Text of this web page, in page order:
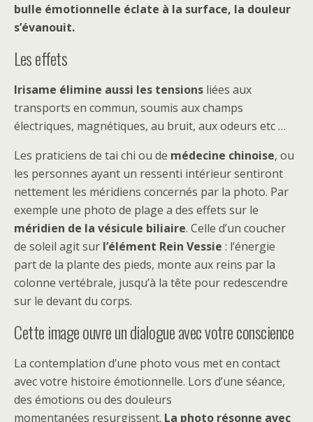
bulle émotionnelle éclate à la surface, la douleur
s’évanouit.
Les effets
Irisame élimine aussi les tensions liées aux
transports en commun, soumis aux champs
électriques, magnétiques, au bruit, aux odeurs etc …
Les praticiens de tai chi ou de médecine chinoise, ou
les personnes ayant un ressenti intérieur sentiront
nettement les méridiens concernés par la photo. Par
exemple une photo de plage a des effets sur le
méridien de la vésicule biliaire. Celle d’un coucher
de soleil agit sur l’élément Rein Vessie : l’énergie
part de la plante des pieds, monte aux reins par la
colonne vertébrale, jusqu’à la tête pour redescendre
sur le devant du corps.
Cette image ouvre un dialogue avec votre conscience
La contemplation d’une photo vous met en contact
avec votre histoire émotionnelle. Lors d’une séance,
des émotions ou des douleurs
momentanées resurgissent. La photo résonne avec